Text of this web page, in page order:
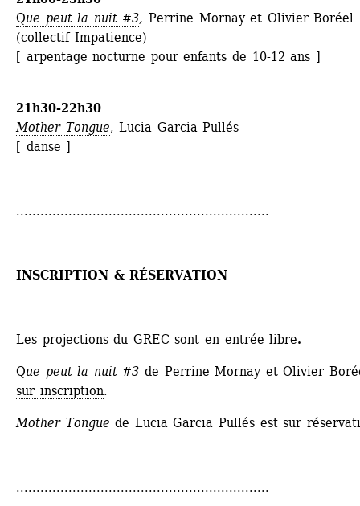
Que peut la nuit #3, Perrine Mornay et Olivier Boréel
(collectif Impatience)
[ arpentage nocturne pour enfants de 10-12 ans ]
21h30-22h30
Mother Tongue, Lucia Garcia Pullés
[ danse ]
...............................................................
INSCRIPTION & RÉSERVATION
Les projections du GREC sont en entrée libre.
Que peut la nuit #3 de Perrine Mornay et Olivier
sur inscription.
Mother Tongue de Lucia Garcia Pullés est sur
...............................................................